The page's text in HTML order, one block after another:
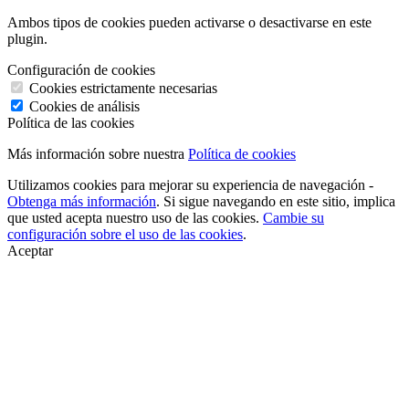
Ambos tipos de cookies pueden activarse o desactivarse en este
plugin.
Configuración de cookies
Cookies estrictamente necesarias
Cookies de análisis
Política de las cookies
Más información sobre nuestra Política de cookies
Utilizamos cookies para mejorar su experiencia de navegación -
Obtenga más información. Si sigue navegando en este sitio, implica
que usted acepta nuestro uso de las cookies. Cambie su
configuración sobre el uso de las cookies.
Aceptar